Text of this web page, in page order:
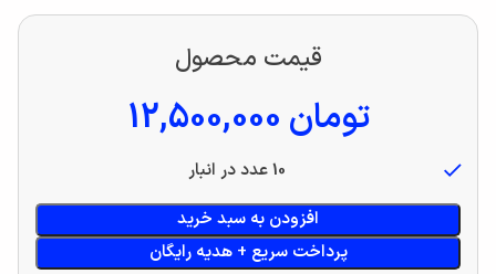
قیمت محصول
تومان
10 عدد در انبار
افزودن به سبد خرید
پرداخت سریع + هدیه رایگان